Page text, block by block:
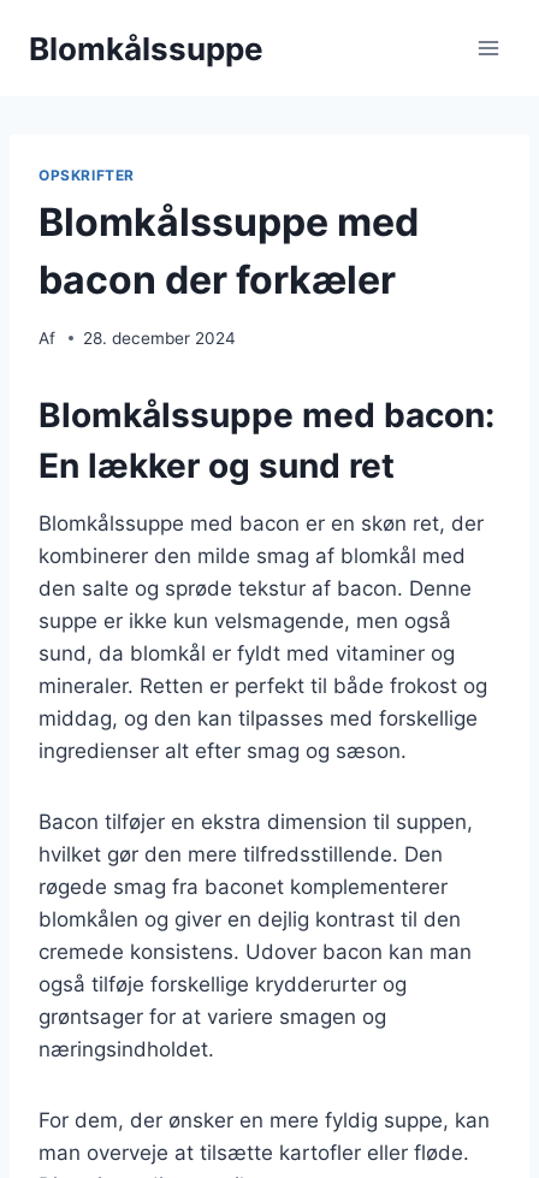
Blomkålssuppe
OPSKRIFTER
Blomkålssuppe med
bacon der forkæler
Af 28. december 2024
Blomkålssuppe med bacon:
En lækker og sund ret
Blomkålssuppe med bacon er en skøn ret, der
kombinerer den milde smag af blomkål med
den salte og sprøde tekstur af bacon. Denne
suppe er ikke kun velsmagende, men også
sund, da blomkål er fyldt med vitaminer og
mineraler. Retten er perfekt til både frokost og
middag, og den kan tilpasses med forskellige
ingredienser alt efter smag og sæson.
Bacon tilføjer en ekstra dimension til suppen,
hvilket gør den mere tilfredsstillende. Den
røgede smag fra baconet komplementerer
blomkålen og giver en dejlig kontrast til den
cremede konsistens. Udover bacon kan man
også tilføje forskellige krydderurter og
grøntsager for at variere smagen og
næringsindholdet.
For dem, der ønsker en mere fyldig suppe, kan
man overveje at tilsætte kartofler eller fløde.